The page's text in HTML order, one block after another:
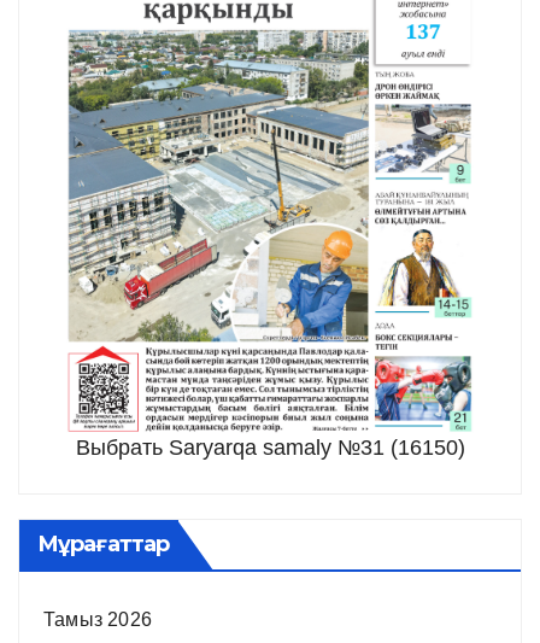
Выбрать Saryarqa samaly №31 (16150)
Мұрағаттар
Тамыз 2026